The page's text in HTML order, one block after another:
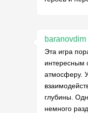
baranovdim
Эта игра
интересным
атмосферу.
глубины.
немного